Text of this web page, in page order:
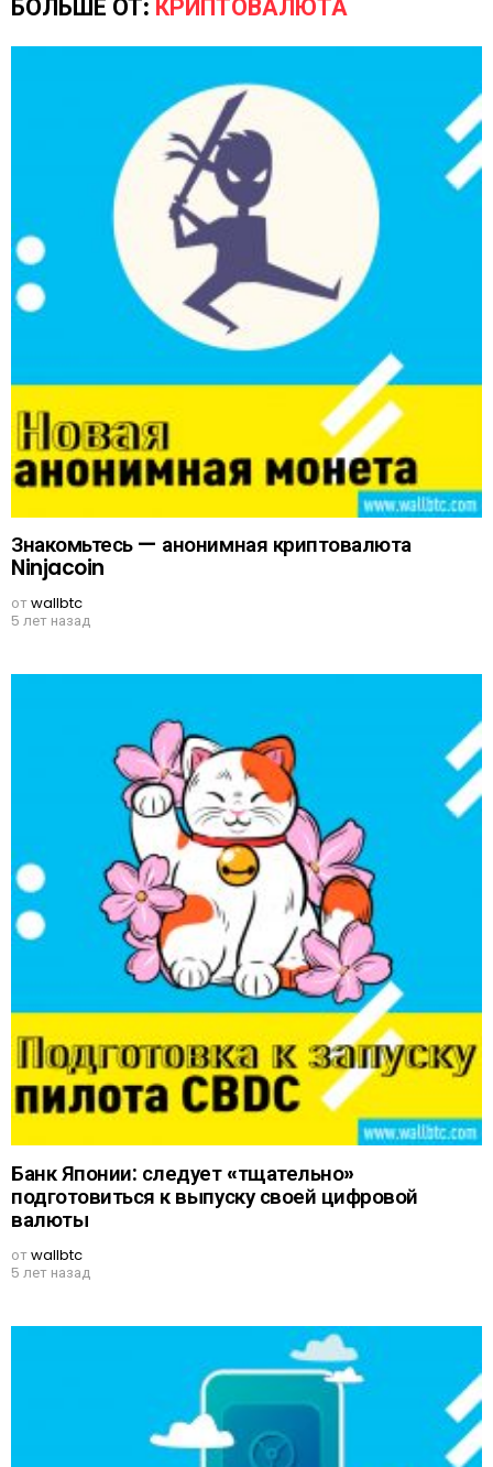
БОЛЬШЕ ОТ: КРИПТОВАЛЮТА
Знакомьтесь — анонимная криптовалюта
Ninjacoin
отwallbtc
5 лет назад
Банк Японии: следует «тщательно»
подготовиться к выпуску своей цифровой
валюты
отwallbtc
5 лет назад